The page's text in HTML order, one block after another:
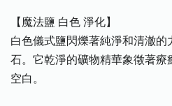
【魔法鹽 白色 淨化】
白色儀式鹽閃爍著純淨和清澈
石。它乾淨的礦物精華象徵著療
空白。